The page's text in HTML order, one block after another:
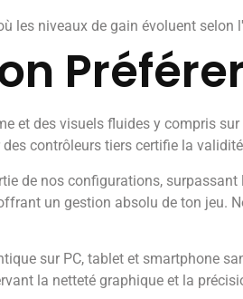
les niveaux de gain évoluent
et des visuels fluides y compris
contrôleurs tiers certifie la
de nos configurations,
un gestion absolu de ton jeu.
sur PC, tablet et smartphone
la netteté graphique et la